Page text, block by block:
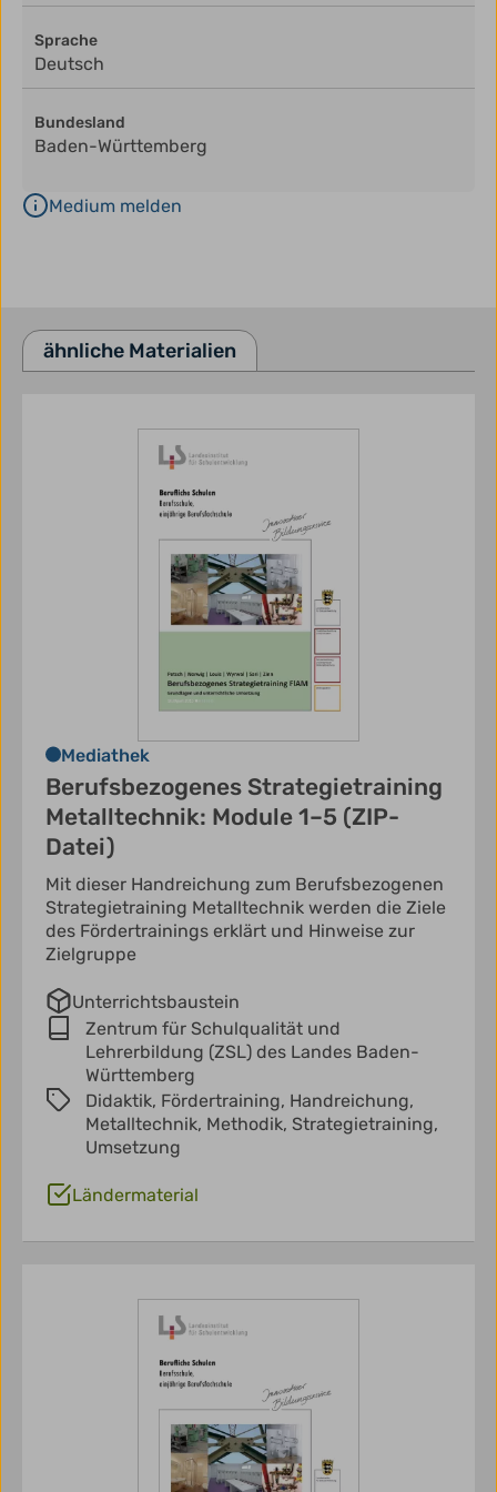
Sprache
Deutsch
Bundesland
Baden-Württemberg
Medium melden
ähnliche Materialien
Mediathek
Berufsbezogenes Strategietraining
Metalltechnik: Module 1–5 (ZIP-
Datei)
Mit dieser Handreichung zum Berufsbezogenen
Strategietraining Metalltechnik werden die Ziele
des Fördertrainings erklärt und Hinweise zur
Zielgruppe
Unterrichtsbaustein
Zentrum für Schulqualität und
Lehrerbildung (ZSL) des Landes Baden-
Württemberg
Didaktik, Fördertraining, Handreichung,
Metalltechnik, Methodik, Strategietraining,
Umsetzung
Ländermaterial